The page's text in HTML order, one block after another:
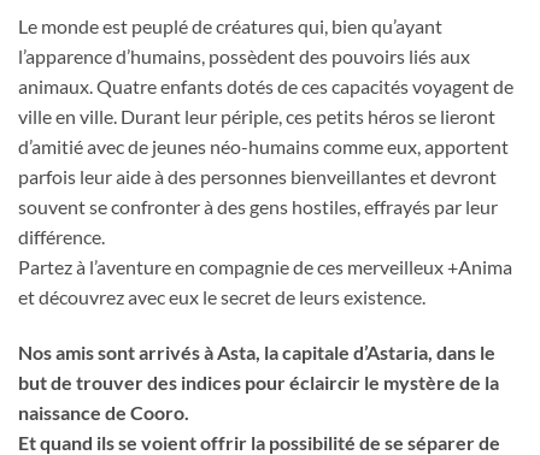
Le monde est peuplé de créatures qui, bien qu’ayant
l’apparence d’humains, possèdent des pouvoirs liés aux
animaux. Quatre enfants dotés de ces capacités voyagent de
ville en ville. Durant leur périple, ces petits héros se lieront
d’amitié avec de jeunes néo-humains comme eux, apportent
parfois leur aide à des personnes bienveillantes et devront
souvent se confronter à des gens hostiles, effrayés par leur
différence.
Partez à l’aventure en compagnie de ces merveilleux +Anima
et découvrez avec eux le secret de leurs existence.
Nos amis sont arrivés à Asta, la capitale d’Astaria, dans le
but de trouver des indices pour éclaircir le mystère de la
naissance de Cooro.
Et quand ils se voient offrir la possibilité de se séparer de